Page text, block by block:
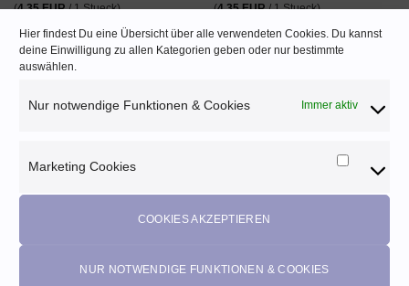
Hier findest Du eine Übersicht über alle verwendeten Cookies. Du kannst
deine Einwilligung zu allen Kategorien geben oder nur bestimmte
auswählen.
Nur notwendige Funktionen & Cookies Immer aktiv
Marketing Cookies
Cookies
COOKIES AKZEPTIEREN
NUR NOTWENDIGE FUNKTIONEN & COOKIES
(4,35EUR/ 1 Stueck)
(4,35EUR/ 1 Stueck)
KEINE VERSANDKOSTEN